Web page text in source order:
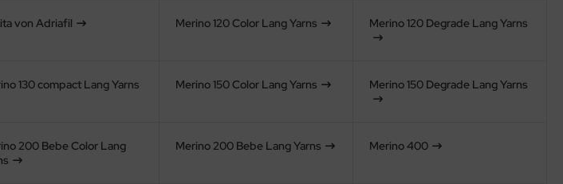
von Adriafil Merino 120 Color Lang Yarns Merino 120 Degrade Lang Yarns
130 compact Lang Yarns Merino 150 Color Lang Yarns Merino 150 Degrade Lang Yarns
200 Bebe Color Lang
Merino 200 Bebe Lang Yarns Merino 400